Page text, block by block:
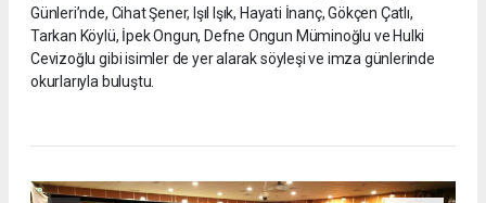
Günleri’nde, Cihat Şener, Işıl Işık, Hayati İnanç, Gökçen Çatlı,
Tarkan Köylü, İpek Ongun, Defne Ongun Müminoğlu ve Hulki
Cevizoğlu gibi isimler de yer alarak söyleşi ve imza günlerinde
okurlarıyla buluştu.